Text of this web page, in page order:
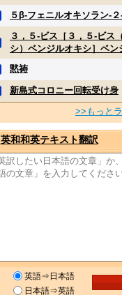
５β‐フェニルオキソラン‐２
３，５‐ビス［３，５‐ビス
シ）ベンジルオキシ］ベン
黙祷
新島式コロニー回転受け身
>>もっと
英和和英テキスト翻訳
英語⇒日本語
日本語⇒英語